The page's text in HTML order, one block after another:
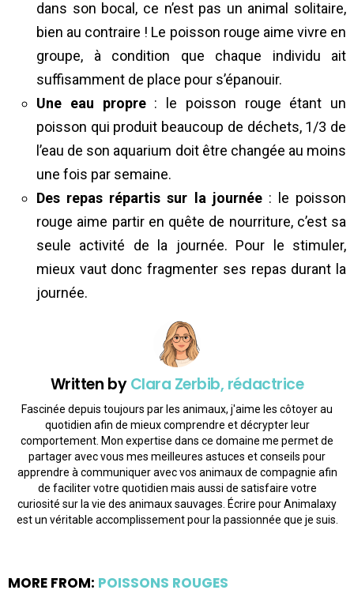
dans son bocal, ce n’est pas un animal solitaire,
bien au contraire ! Le poisson rouge aime vivre en
groupe, à condition que chaque individu ait
suffisamment de place pour s’épanouir.
Une eau propre: le poisson rouge étant un
poisson qui produit beaucoup de déchets, 1/3 de
l’eau de son aquarium doit être changée au moins
une fois par semaine.
Des repas répartis sur la journée: le poisson
rouge aime partir en quête de nourriture, c’est sa
seule activité de la journée. Pour le stimuler,
mieux vaut donc fragmenter ses repas durant la
journée.
Written byClara Zerbib, rédactrice
Fascinée depuis toujours par les animaux, j'aime les côtoyer au
quotidien afin de mieux comprendre et décrypter leur
comportement. Mon expertise dans ce domaine me permet de
partager avec vous mes meilleures astuces et conseils pour
apprendre à communiquer avec vos animaux de compagnie afin
de faciliter votre quotidien mais aussi de satisfaire votre
curiosité sur la vie des animaux sauvages. Écrire pour Animalaxy
est un véritable accomplissement pour la passionnée que je suis.
MORE FROM: POISSONS ROUGES